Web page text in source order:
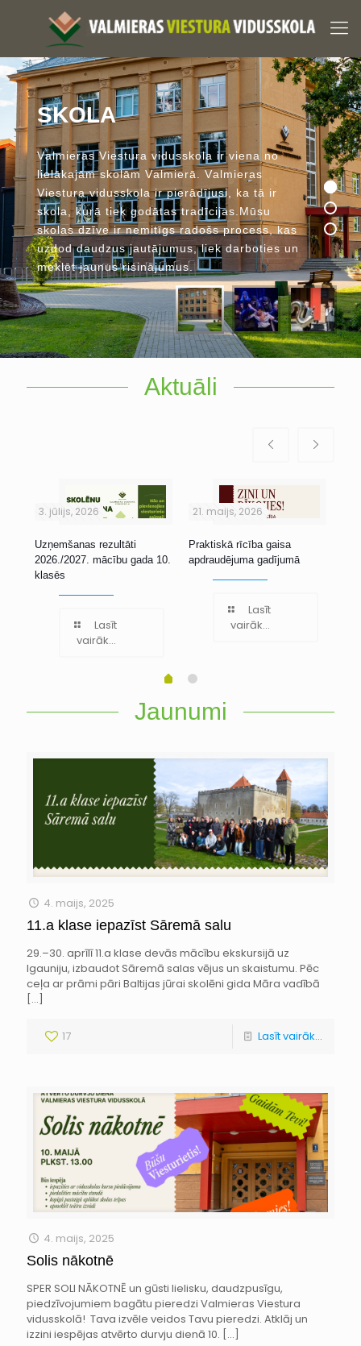
SKOLA
Valmieras Viestura vidusskola ir viena no
lielākajām skolām Valmierā Valmieras
Viestura vidusskola ir pierādījusi ka tā ir
skola , kurā tiek godātas tradīcijas Mūsu
skolas dzīve ir nemitīgs radošs process, kas
uzdod daudzus jautājumus, liek darboties un
meklēt jaunus risinājumus.
Aktuāli
3. jūlijs, 2026
Uzņemšanas rezultāti
2026./2027. mācību gada 10.
klasēs
Lasīt
vairāk...
21. maijs, 2026
Praktiskā rīcība gaisa
apdraudējuma gadījumā
Lasīt
vairāk...
Jaunumi
4. maijs, 2025
11.a klase iepazīst Sāremā salu
29.–30. aprīlī 11.a klase devās mācību ekskursijā uz
Igauniju, izbaudot Sāremā salas vējus un skaistumu. Pēc
ceļa ar prāmi pāri Baltijas jūrai skolēni gida Māra vadībā
[…]
17 Lasīt vairāk...
4. maijs, 2025
Solis nākotnē
SPER SOLI NĀKOTNĒ un gūsti lielisku, daudzpusīgu,
piedzīvojumiem bagātu pieredzi Valmieras Viestura
vidusskolā! Tava izvēle veidos Tavu pieredzi. Atklāj un
izzini iespējas atvērto durvju dienā 10. […]